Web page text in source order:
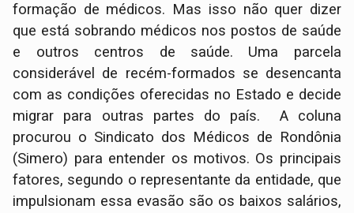
formação de médicos. Mas isso não quer dizer
que está sobrando médicos nos postos de saúde
e outros centros de saúde. Uma parcela
considerável de recém-formados se desencanta
com as condições oferecidas no Estado e decide
migrar para outras partes do país. A coluna
procurou o Sindicato dos Médicos de Rondônia
(Simero) para entender os motivos. Os principais
fatores, segundo o representante da entidade, que
impulsionam essa evasão são os baixos salários,